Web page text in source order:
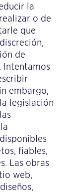
la
o de
que
de
Intentamos
embargo,
legislación
fiables,
Las obras
web,